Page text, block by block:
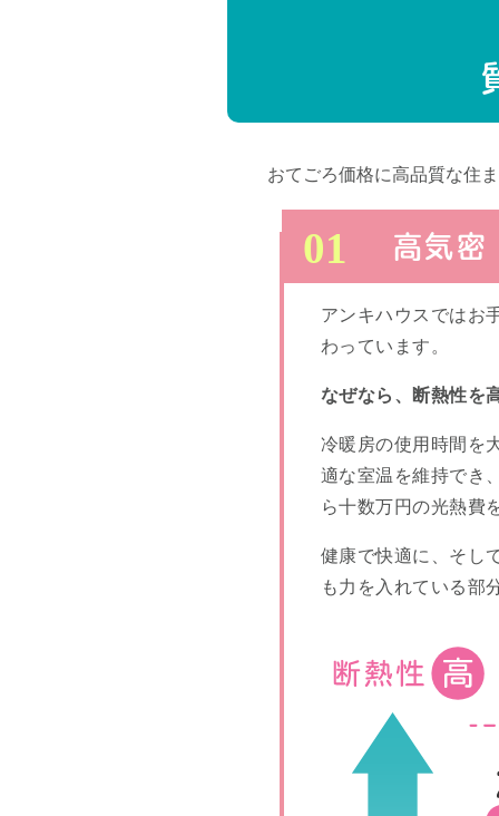
おてごろ価格に高品質な住
高気密
アンキハウスではお
わっています。
なぜなら、断熱性を
冷暖房の使用時間を
適な室温を維持でき
ら十数万円の光熱費
健康で快適に、そし
も力を入れている部